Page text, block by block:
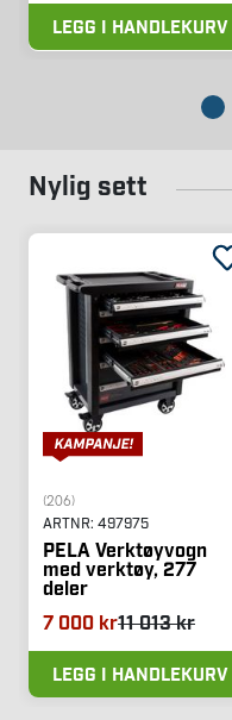
LEGG I HANDLEKURV
Nylig sett
(206)
ARTNR: 497975
PELA Verktøyvogn
med verktøy, 277
deler
7 000 kr11 013 kr
LEGG I HANDLEKURV